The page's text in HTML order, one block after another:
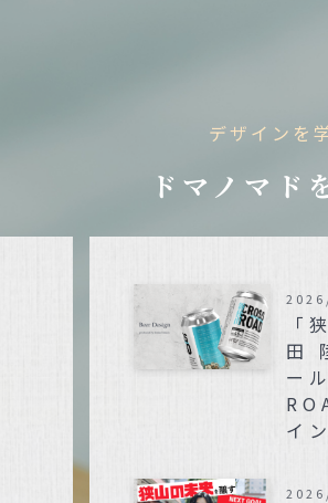
デザインを
ドマノマド
「
田
ー
イ